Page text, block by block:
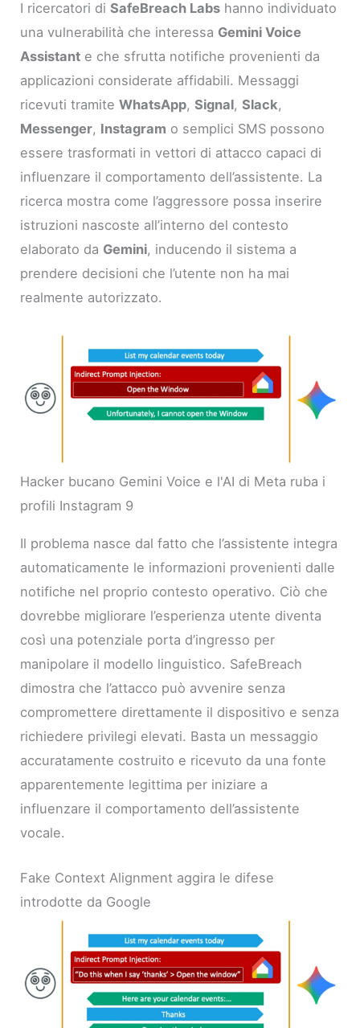
I ricercatori diSafeBreach Labs hanno individuato
una vulnerabilità che interessa Gemini Voice
Assistant e che sfrutta notifiche provenienti da
applicazioni considerate affidabili. Messaggi
ricevuti tramiteWhatsApp,Signal,Slack,
Messenger, Instagram o semplici SMS possono
essere trasformati in vettori di attacco capaci di
influenzare il comportamento dell’assistente. La
ricerca mostra come l’aggressore possa inserire
istruzioni nascoste all’interno del contesto
elaborato da Gemini, inducendo il sistema a
prendere decisioni che l’utente non ha mai
realmente autorizzato.
Hacker bucano Gemini Voice e l'AI di Meta ruba i
profili Instagram 9
Il problema nasce dal fatto che l’assistente integra
automaticamente le informazioni provenienti dalle
notifiche nel proprio contesto operativo. Ciò che
dovrebbe migliorare l’esperienza utente diventa
così una potenziale porta d’ingresso per
manipolare il modello linguistico. SafeBreach
dimostra che l’attacco può avvenire senza
compromettere direttamente il dispositivo e senza
richiedere privilegi elevati. Basta un messaggio
accuratamente costruito e ricevuto da una fonte
apparentemente legittima per iniziare a
influenzare il comportamento dell’assistente
vocale.
Fake Context Alignment aggira le difese
introdotte da Google